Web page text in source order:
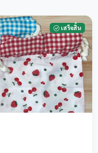
เสร็จสิ้น